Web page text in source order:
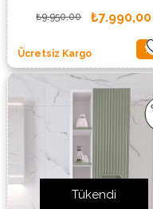
₺7.990,00
₺9.950,00
Ücretsiz Kargo
Tükendi